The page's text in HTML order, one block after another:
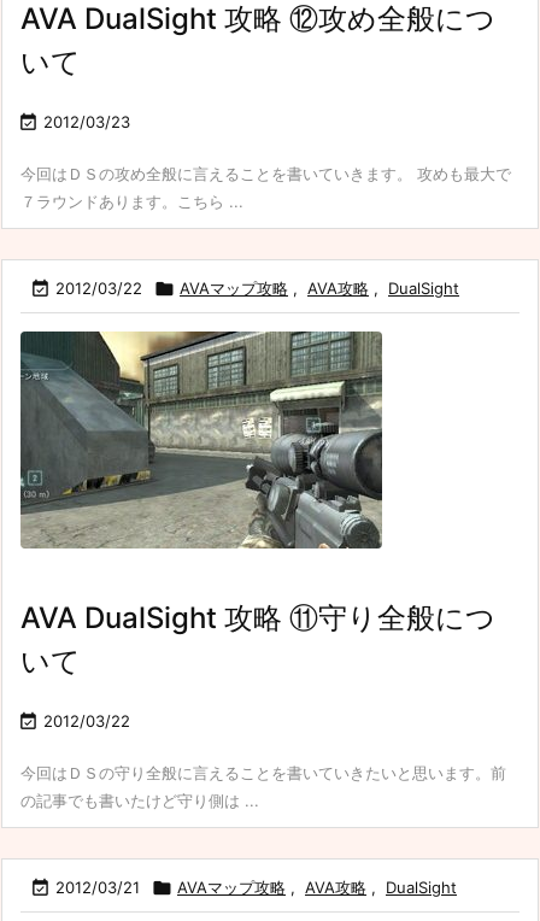
AVA DualSight 攻略 ⑫攻め全般につ
いて
 2012/03/23
今回はＤＳの攻め全般に言えることを書いていきます。 攻めも最大で
７ラウンドあります。こちら ...
 2012/03/22  AVAマップ攻略 , AVA攻略 , DualSight
AVA DualSight 攻略 ⑪守り全般につ
いて
 2012/03/22
今回はＤＳの守り全般に言えることを書いていきたいと思います。前
の記事でも書いたけど守り側は ...
 2012/03/21  AVAマップ攻略 , AVA攻略 , DualSight